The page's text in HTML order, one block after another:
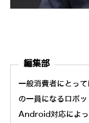
編集部
一般消費者にとっ
の一員になるロボッ
Android対応によっ